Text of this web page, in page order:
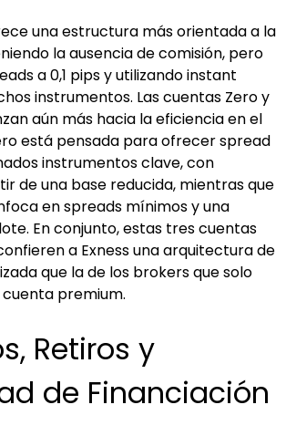
una estructura más orientada a la
la ausencia de comisión, pero
a 0,1 pips y utilizando instant
instrumentos. Las cuentas Zero y
aún más hacia la eficiencia en el
está pensada para ofrecer spread
instrumentos clave, con
de una base reducida, mientras que
en spreads mínimos y una
En conjunto, estas tres cuentas
a Exness una arquitectura de
que la de los brokers que solo
premium.
Retiros y
de Financiación